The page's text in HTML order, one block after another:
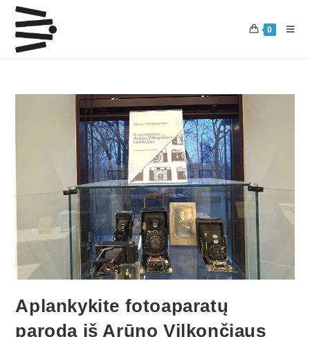
0
Aplankykite fotoaparatų
parodą iš Arūno Vilkončiaus